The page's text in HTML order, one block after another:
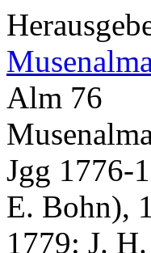
Alm 76
Jgg 1776-
E. Bohn),
1779: J.